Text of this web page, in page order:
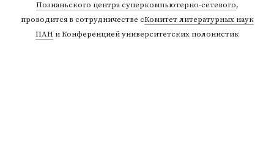
Познаньского центра суперкомпьютерно-сетевого,
проводится в сотрудничестве сКомитет литературных наук
ПАНи Конференцией университетских полонистик